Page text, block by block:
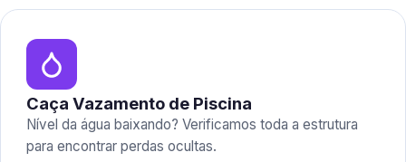
Caça Vazamento de Piscina
Nível da água baixando? Verificamos toda a estrutura
para encontrar perdas ocultas.